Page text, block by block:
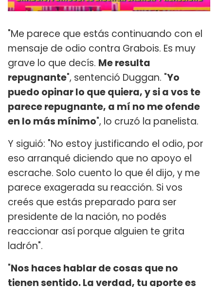
"Me parece que estás continuando con el
mensaje de odio contra Grabois. Es muy
grave lo que decís. Me resulta
repugnante", sentenció Duggan. "Yo
puedo opinar lo que quiera, y si a vos te
parece repugnante, a mí no me ofende
en lo más mínimo", lo cruzó la panelista.
Y siguió: "No estoy justificando el odio, por
eso arranqué diciendo que no apoyo el
escrache. Solo cuento lo que él dijo, y me
parece exagerada su reacción. Si vos
creés que estás preparado para ser
presidente de la nación, no podés
reaccionar así porque alguien te grita
ladrón".
"Nos haces hablar de cosas que no
tienen sentido. La verdad, tu aporte es